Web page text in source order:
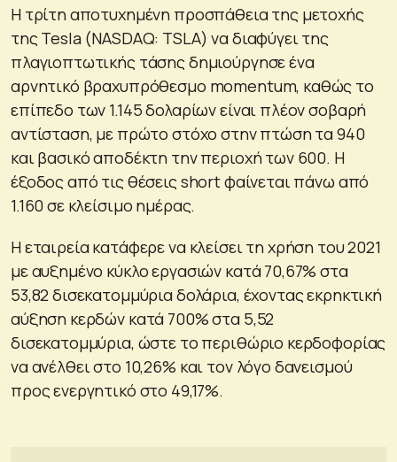
H τρίτη αποτυχημένη προσπάθεια της μετοχής
της Tesla (NASDAQ: TSLA) να διαφύγει της
πλαγιοπτωτικής τάσης δημιούργησε ένα
αρνητικό βραχυπρόθεσμο momentum, καθώς το
επίπεδο των 1.145 δολαρίων είναι πλέον σοβαρή
αντίσταση, με πρώτο στόχο στην πτώση τα 940
και βασικό αποδέκτη την περιοχή των 600. Η
έξοδος από τις θέσεις short φαίνεται πάνω από
1.160 σε κλείσιμο ημέρας.
Η εταιρεία κατάφερε να κλείσει τη χρήση του 2021
με αυξημένο κύκλο εργασιών κατά 70,67% στα
53,82 δισεκατομμύρια δολάρια, έχοντας εκρηκτική
αύξηση κερδών κατά 700% στα 5,52
δισεκατομμύρια, ώστε το περιθώριο κερδοφορίας
να ανέλθει στο 10,26% και τον λόγο δανεισμού
προς ενεργητικό στο 49,17%.